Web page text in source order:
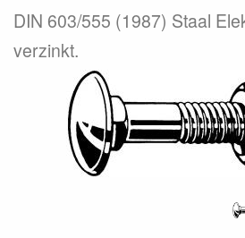
DIN 603/555 (1987) Staal
verzinkt.